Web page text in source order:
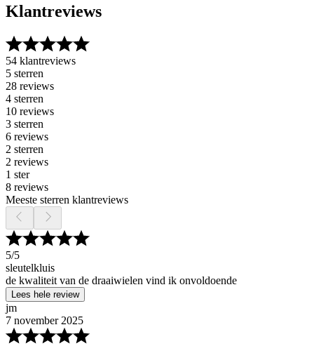
Klantreviews
54 klantreviews
5 sterren
28 reviews
4 sterren
10 reviews
3 sterren
6 reviews
2 sterren
2 reviews
1 ster
8 reviews
Meeste sterren klantreviews
5/5
sleutelkluis
de kwaliteit van de draaiwielen vind ik onvoldoende
Lees hele review
jm
7 november 2025